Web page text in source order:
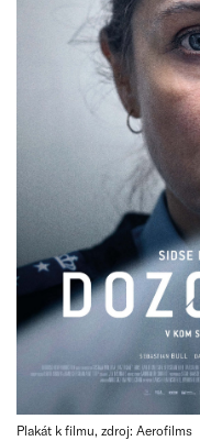
Plakát k filmu, zdroj: Aerofilms